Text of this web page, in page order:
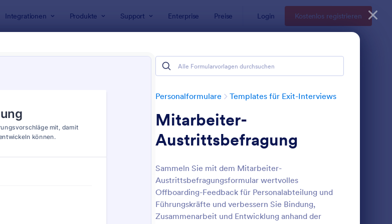
Integrationen Produkte Support Enterprise Preise Login Kostenlos registrieren
Personalformulare Templates für Exit-Interviews
Mitarbeiter-
Austrittsbefragung
Sammeln Sie mit dem Mitarbeiter-
Austrittsbefragungsformular wertvolles
Offboarding-Feedback für Personalabteilung und
Führungskräfte und verbessern Sie Bindung,
Zusammenarbeit und Entwicklung anhand der
: Kündigung Feedback Formular Vorschau